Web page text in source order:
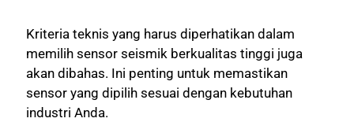
Kriteria teknis yang harus diperhatikan dalam
memilih sensor seismik berkualitas tinggi juga
akan dibahas. Ini penting untuk memastikan
sensor yang dipilih sesuai dengan kebutuhan
industri Anda.